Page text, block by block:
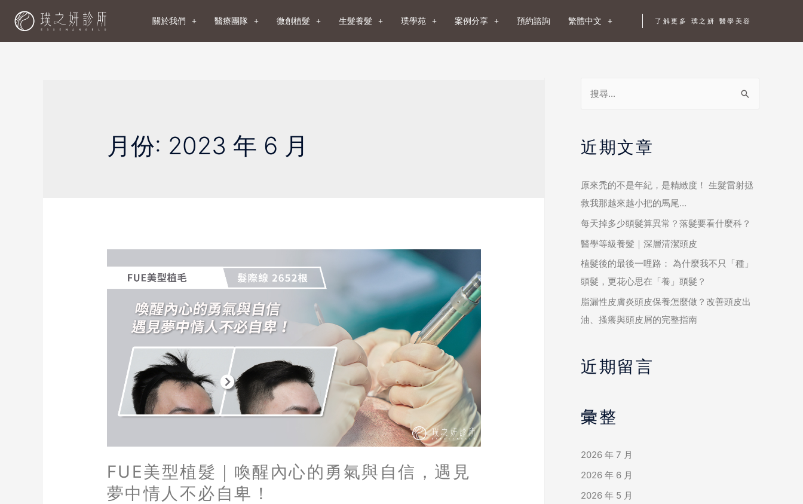
關於我們 醫療團隊 微創植髮 生髮養髮 璞學苑 案例分享 預約諮詢 繁體中文 了解更多 璞之妍 醫學美容
月份: 2023 年 6 月
FUE美型植髮｜喚醒內心的勇氣與自信，遇見
夢中情人不必自卑！
近期文章
原來禿的不是年紀，是精緻度！ 生髮雷射拯
救我那越來越小把的馬尾…
每天掉多少頭髮算異常？落髮要看什麼科？
醫學等級養髮｜深層清潔頭皮
植髮後的最後一哩路： 為什麼我不只「種」
頭髮，更花心思在「養」頭髮？
脂漏性皮膚炎頭皮保養怎麼做？改善頭皮出
油、搔癢與頭皮屑的完整指南
近期留言
彙整
2026 年 7 月
2026 年 6 月
2026 年 5 月